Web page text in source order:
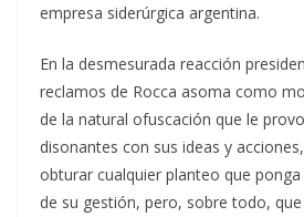
empresa siderúrgica argentina.
En la desmesurada reacción
reclamos de Rocca asoma como
de la natural ofuscación que le
disonantes con sus ideas y
obturar cualquier planteo que
de su gestión, pero, sobre todo,